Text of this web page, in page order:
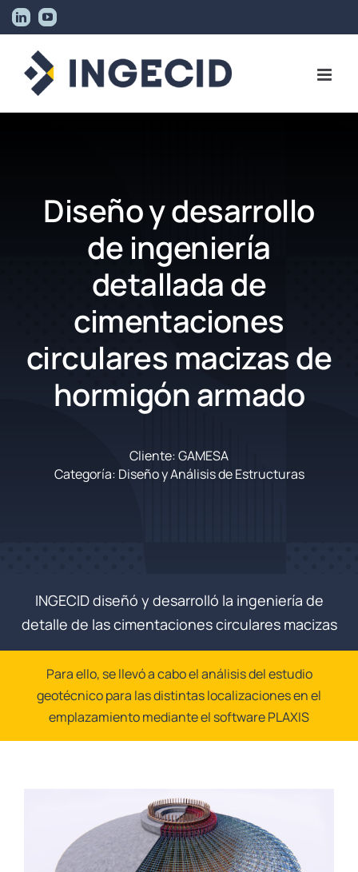
Skip
to
content
LinkedInYouTube
Diseño y desarrollo
de ingeniería
detallada de
cimentaciones
circulares macizas de
hormigón armado
Cliente: GAMESA
Categoría: Diseño y Análisis de Estructuras
INGECID diseñó y desarrolló la ingeniería de
detalle de las cimentaciones circulares macizas
Para ello, se llevó a cabo el análisis del estudio
geotécnico para las distintas localizaciones en el
emplazamiento mediante el software PLAXIS